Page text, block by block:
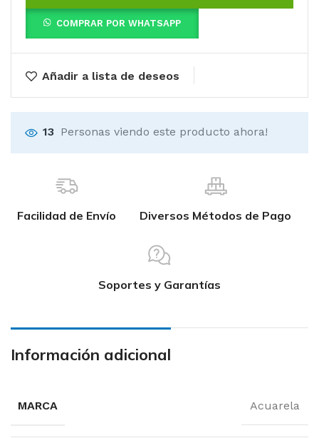
COMPRAR POR WHATSAPP
Añadir a lista de deseos
13 Personas viendo este producto ahora!
Facilidad de Envío Diversos Métodos de Pago
Soportes y Garantías
Información adicional
MARCA Acuarela